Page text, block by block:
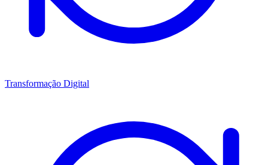
Transformação Digital